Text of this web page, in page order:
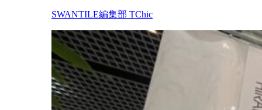
SWANTILE編集部 TChic